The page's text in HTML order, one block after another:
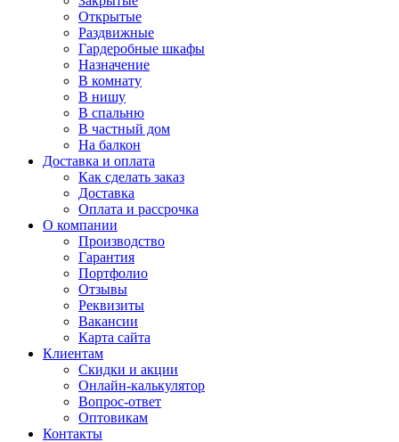
Открытые
Раздвижные
Гардеробные шкафы
Назначение
В комнату
В нишу
В спальню
В частный дом
На балкон
Доставка и оплата
Как сделать заказ
Доставка
Оплата и рассрочка
О компании
Производство
Гарантия
Портфолио
Отзывы
Реквизиты
Вакансии
Карта сайта
Клиентам
Скидки и акции
Онлайн-калькулятор
Вопрос-ответ
Оптовикам
Контакты